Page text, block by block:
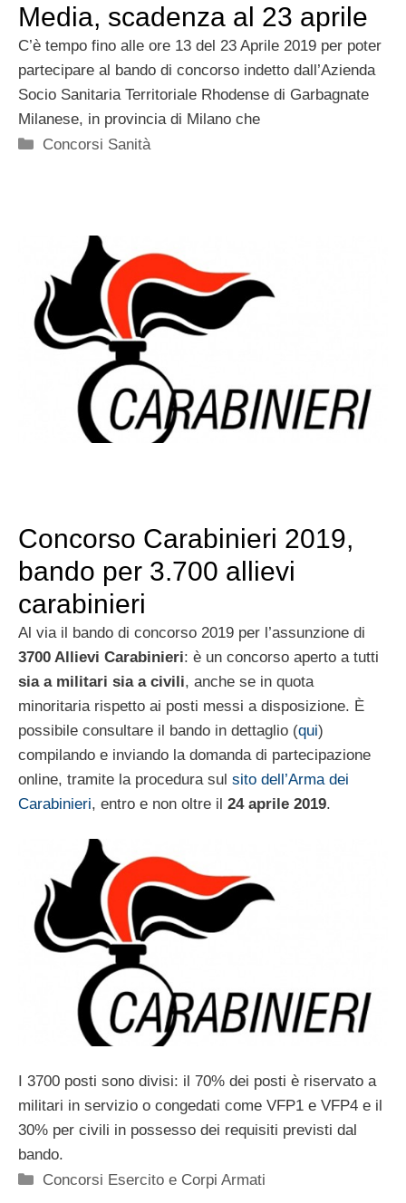
Media, scadenza al 23 aprile
C’è tempo fino alle ore 13 del 23 Aprile 2019 per poter
partecipare al bando di concorso indetto dall’Azienda
Socio Sanitaria Territoriale Rhodense di Garbagnate
Milanese, in provincia di Milano che
Categorie
Concorsi Sanità
Concorso Carabinieri 2019,
bando per 3.700 allievi
carabinieri
Al via il bando di concorso 2019 per l’assunzione di
3700 Allievi Carabinieri: è un concorso aperto a tutti
sia a militari sia a civili, anche se in quota
minoritaria rispetto ai posti messi a disposizione. È
possibile consultare il bando in dettaglio (qui)
compilando e inviando la domanda di partecipazione
online, tramite la procedura sul sito dell’Arma dei
Carabinieri, entro e non oltre il 24 aprile 2019.
I 3700 posti sono divisi: il 70% dei posti è riservato a
militari in servizio o congedati come VFP1 e VFP4 e il
30% per civili in possesso dei requisiti previsti dal
bando.
Categorie
Concorsi Esercito e Corpi Armati